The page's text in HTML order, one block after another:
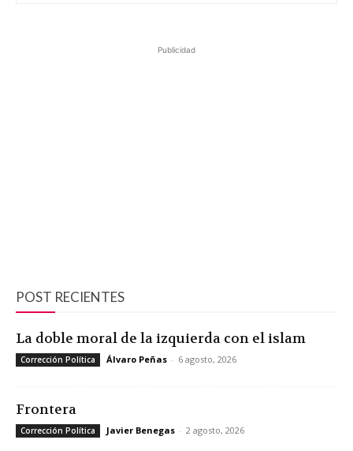
Publicidad
POST RECIENTES
La doble moral de la izquierda con el islam
Corrección Política Álvaro Peñas - 6 agosto, 2026
Frontera
Corrección Política Javier Benegas - 2 agosto, 2026